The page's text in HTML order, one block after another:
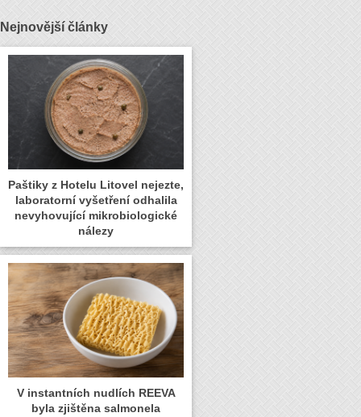
Nejnovější články
Paštiky z Hotelu Litovel nejezte,
laboratorní vyšetření odhalila
nevyhovující mikrobiologické
nálezy
V instantních nudlích REEVA
byla zjištěna salmonela